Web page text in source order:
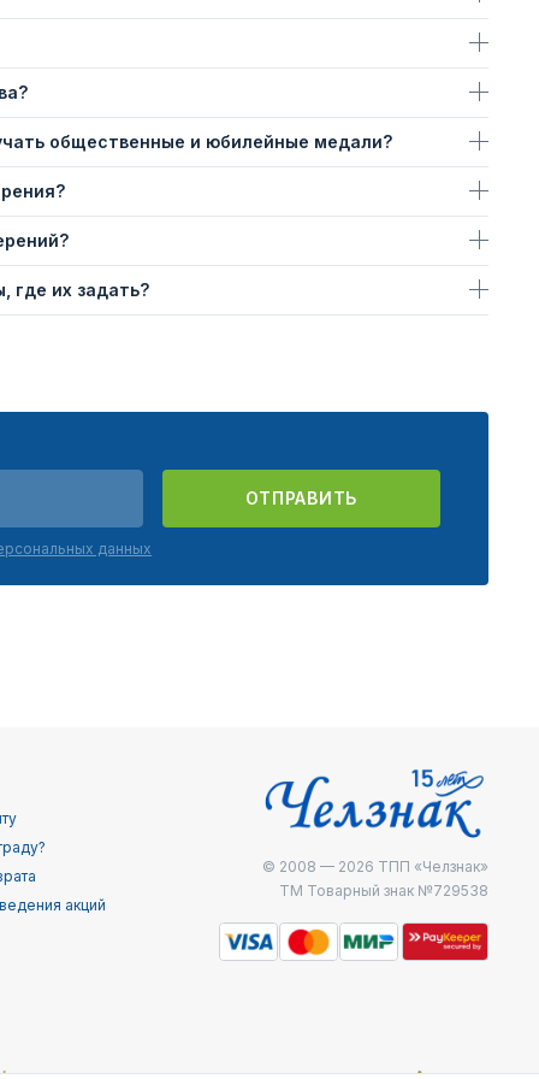
общественные и юбилейные медали?
где их задать?
ОТПРАВИТЬ
данных
акций
© 2008 — 2026 ТПП «Челзнак»
ТМ Товарный знак №729538